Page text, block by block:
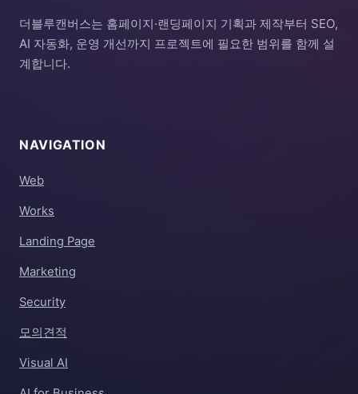
더블루캔버스는 홈페이지·랜딩페이지 기획과 제작부터 SEO,
AI 자동화, 운영 개선까지 프로젝트에 필요한 범위를 함께 설
계합니다.
NAVIGATION
Web
Works
Landing Page
Marketing
Security
모의견적
Visual AI